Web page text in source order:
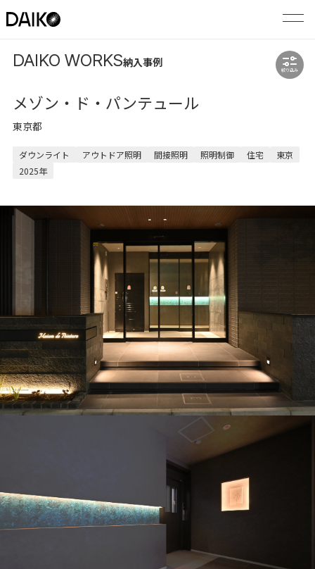
DAIKO WORKS納入事例
絞り込み
メゾン・ド・パンテュール
東京都
ダウンライト アウトドア照明 間接照明 照明制御 住宅
東京
2025年